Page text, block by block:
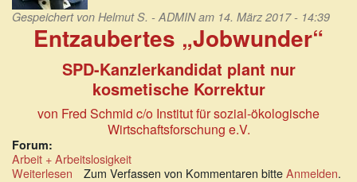
Gespeichert von Helmut S. - ADMINam 14. März 2017 - 14:39
Entzaubertes „Jobwunder“
SPD-Kanzlerkandidat plant nur
kosmetische Korrektur
von Fred Schmid c/o Institut für sozial-ökologische
Wirtschaftsforschung e.V.
Forum:
Arbeit + Arbeitslosigkeit
Weiterlesen über
Zum Verfassen von Kommentaren bitteAnmelden.